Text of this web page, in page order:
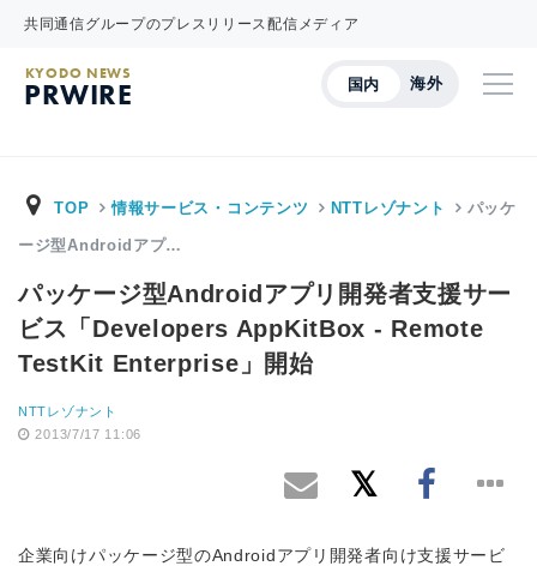
共同通信グループのプレスリリース配信メディア
国内 海外
KYODO NEWS
PRWIRE
TOP 情報サービス・コンテンツ NTTレゾナント パッケ
ージ型Androidアプ…
パッケージ型Androidアプリ開発者支援サー
ビス「Developers AppKitBox - Remote
TestKit Enterprise」開始
NTTレゾナント
2013/7/17 11:06
企業向けパッケージ型のAndroidアプリ開発者向け支援サービ